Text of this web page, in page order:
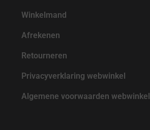
Winkelmand
Afrekenen
Retourneren
Privacyverklaring webwinkel
Algemene voorwaarden webwinkel